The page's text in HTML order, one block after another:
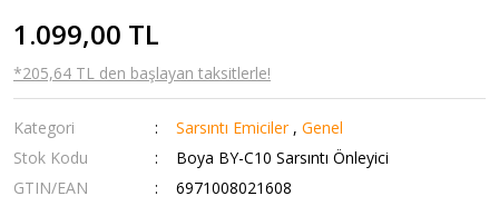
1.099,00 TL
*205,64 TL den başlayan taksitlerle!
Kategori Sarsıntı Emiciler ,Genel
Stok Kodu
Boya BY-C10 Sarsıntı Önleyici
GTIN/EAN
6971008021608